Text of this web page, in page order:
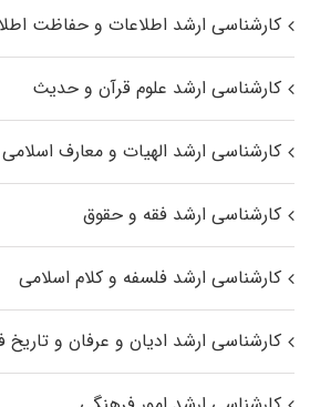
کارشناسی ارشد اطلاعات و حفاظت
کارشناسی ارشد علوم قرآن و حدیث
کارشناسی ارشد الهیات و معارف
کارشناسی ارشد فقه و حقوق
کارشناسی ارشد فلسفه و کلام اسلامی
کارشناسی ارشد ادیان و عرفان و